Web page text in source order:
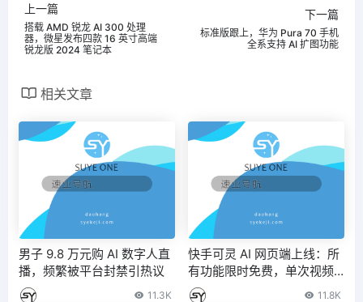
上一篇
搭载 AMD 锐龙 AI 300 处理
器，微星发布四款 16 英寸高端
锐龙版 2024 笔记本
下一篇
标准版跟上，华为 Pura 70 手机
全系支持 AI 扩图功能
相关文章
男子 9.8 万元购 AI 数字人直
播，频繁被平台封禁引热议
11.3K
快手可灵 AI 网页端上线：所
有功能限时免费，单次视频
生成时长增至 10 秒
11.8K